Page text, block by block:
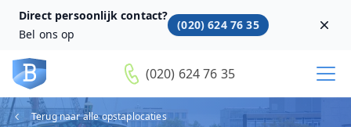
Direct persoonlijk contact?
Bel ons op
(020) 624 76 35
(020) 624 76 35
Terug naar alle opstaplocaties